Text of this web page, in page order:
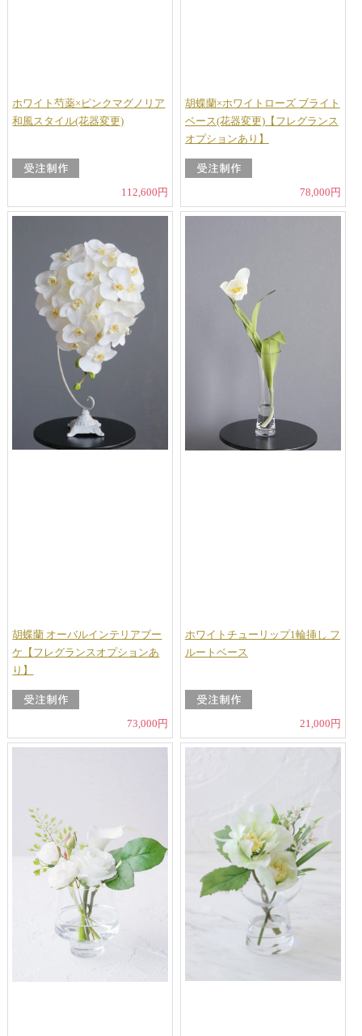
ホワイト芍薬×ピンクマグノリア
和風スタイル(花器変更)
112,600円
胡蝶蘭×ホワイトローズ ブライト
ベース(花器変更)【フレグランス
オプションあり】
78,000円
胡蝶蘭 オーバルインテリアブー
ケ【フレグランスオプションあ
り】
73,000円
ホワイトチューリップ1輪挿し フ
ルートベース
21,000円